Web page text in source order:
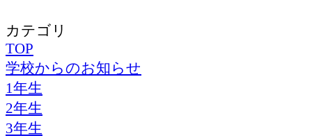
カテゴリ
TOP
学校からのお知らせ
1年生
2年生
3年生